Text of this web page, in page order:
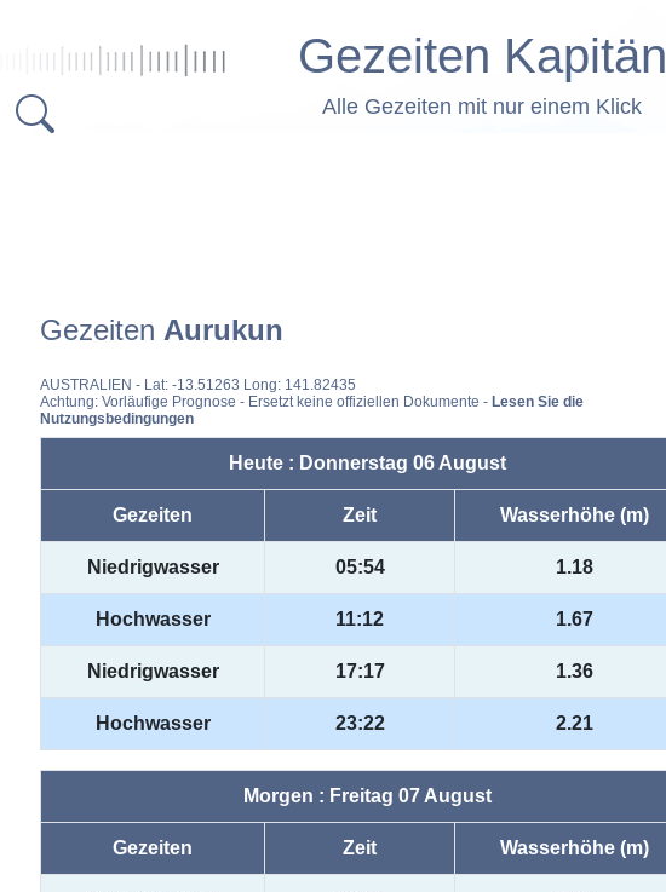
Gezeiten Kapitän
Alle Gezeiten mit nur einem Klick
Gezeiten Aurukun
AUSTRALIEN - Lat: -13.51263 Long: 141.82435
Achtung: Vorläufige Prognose - Ersetzt keine offiziellen Dokumente - Lesen Sie die
Nutzungsbedingungen
Heute : Donnerstag 06 August
Gezeiten Zeit Wasserhöhe (m)
Niedrigwasser 05:54 1.18
Hochwasser 11:12 1.67
Niedrigwasser 17:17 1.36
Hochwasser 23:22 2.21
Morgen : Freitag 07 August
Gezeiten Zeit Wasserhöhe (m)